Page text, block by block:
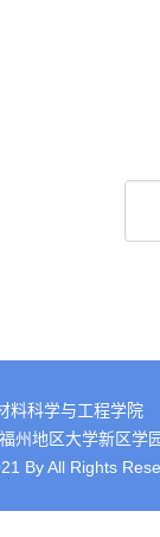
料科学与工程学院
州地区大学新区
By All Rights